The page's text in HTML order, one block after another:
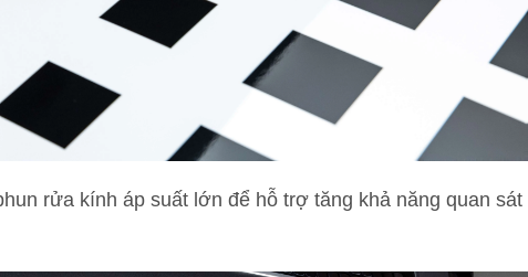
rửa kính áp suất lớn để hỗ trợ tăng khả năng quan sát